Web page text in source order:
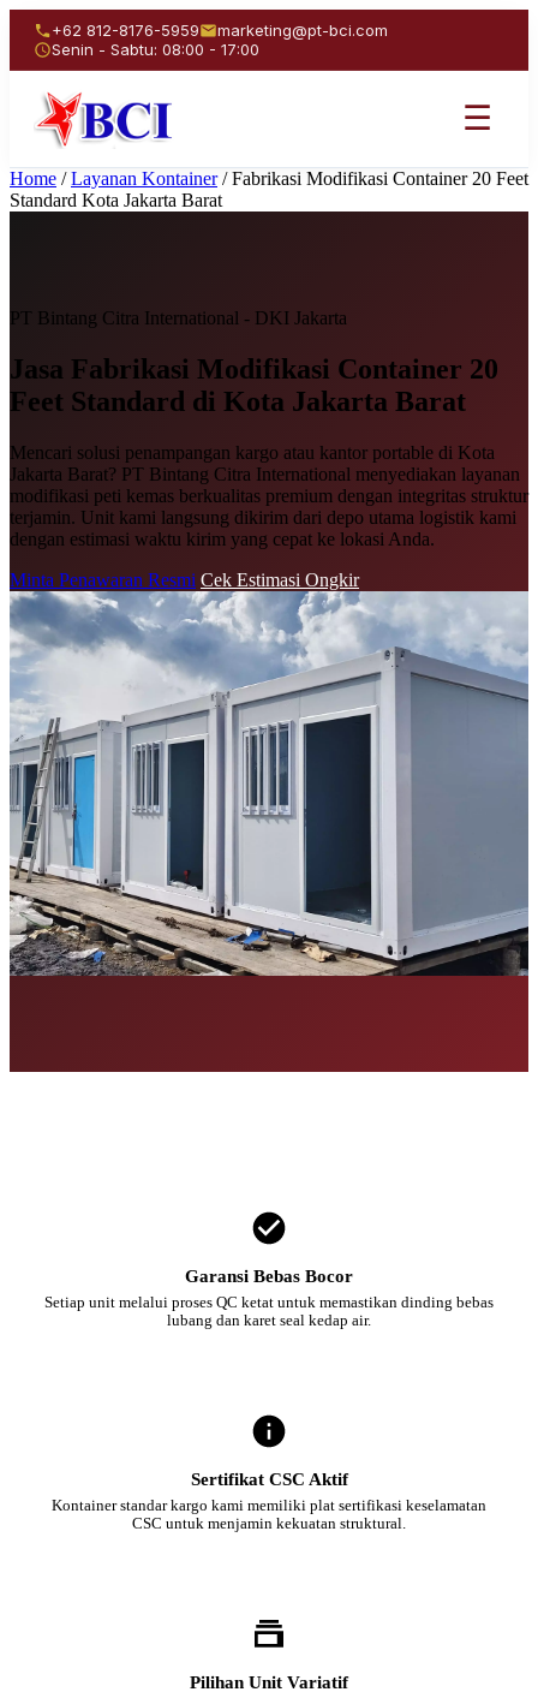
+62 812-8176-5959
marketing@pt-bci.com
Senin - Sabtu: 08:00 - 17:00
☰
Home / Layanan Kontainer / Fabrikasi Modifikasi Container 20 Feet
Standard Kota Jakarta Barat
PT Bintang Citra International - DKI Jakarta
Jasa Fabrikasi Modifikasi Container 20
Feet Standard di Kota Jakarta Barat
Mencari solusi penampangan kargo atau kantor portable di Kota
Jakarta Barat? PT Bintang Citra International menyediakan layanan
modifikasi peti kemas berkualitas premium dengan integritas struktur
terjamin. Unit kami langsung dikirim dari depo utama logistik kami
dengan estimasi waktu kirim yang cepat ke lokasi Anda.
Minta Penawaran Resmi Cek Estimasi Ongkir
Garansi Bebas Bocor
Setiap unit melalui proses QC ketat untuk memastikan dinding bebas
lubang dan karet seal kedap air.
Sertifikat CSC Aktif
Kontainer standar kargo kami memiliki plat sertifikasi keselamatan
CSC untuk menjamin kekuatan struktural.
Pilihan Unit Variatif